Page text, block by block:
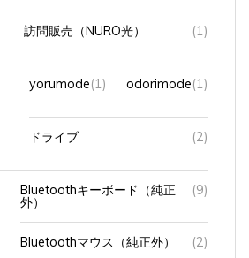
訪問販売（NURO光） (1)
yorumode (1) odorimode (1)
ドライブ (2)
Bluetoothキーボード（純正
外）
(9)
Bluetoothマウス（純正外） (2)